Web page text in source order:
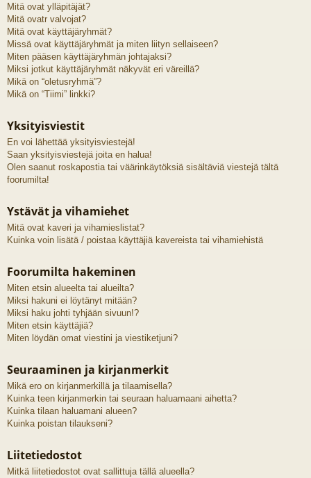
Mitä ovat ylläpitäjät?
Mitä ovatr valvojat?
Mitä ovat käyttäjäryhmät?
Missä ovat käyttäjäryhmät ja miten liityn sellaiseen?
Miten pääsen käyttäjäryhmän johtajaksi?
Miksi jotkut käyttäjäryhmät näkyvät eri väreillä?
Mikä on “oletusryhmä”?
Mikä on “Tiimi” linkki?
Yksityisviestit
En voi lähettää yksityisviestejä!
Saan yksityisviestejä joita en halua!
Olen saanut roskapostia tai väärinkäytöksiä sisältäviä viestejä tältä
foorumilta!
Ystävät ja vihamiehet
Mitä ovat kaveri ja vihamieslistat?
Kuinka voin lisätä / poistaa käyttäjiä kavereista tai vihamiehistä
Foorumilta hakeminen
Miten etsin alueelta tai alueilta?
Miksi hakuni ei löytänyt mitään?
Miksi haku johti tyhjään sivuun!?
Miten etsin käyttäjiä?
Miten löydän omat viestini ja viestiketjuni?
Seuraaminen ja kirjanmerkit
Mikä ero on kirjanmerkillä ja tilaamisella?
Kuinka teen kirjanmerkin tai seuraan haluamaani aihetta?
Kuinka tilaan haluamani alueen?
Kuinka poistan tilaukseni?
Liitetiedostot
Mitkä liitetiedostot ovat sallittuja tällä alueella?